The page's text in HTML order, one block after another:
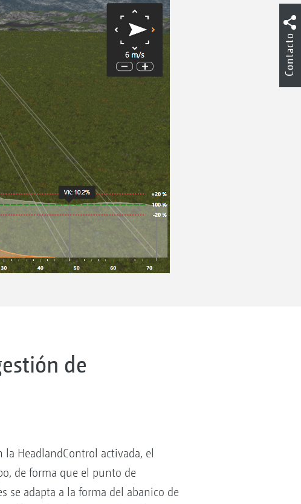
de
HeadlandControl activada, el
de forma que el punto de
se adapta a la forma del abanico de
Contacto